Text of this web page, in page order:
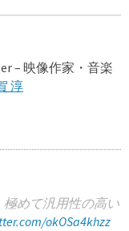
– 映像作家・音楽
淳
めて汎用性の高い
okOSa4khzz